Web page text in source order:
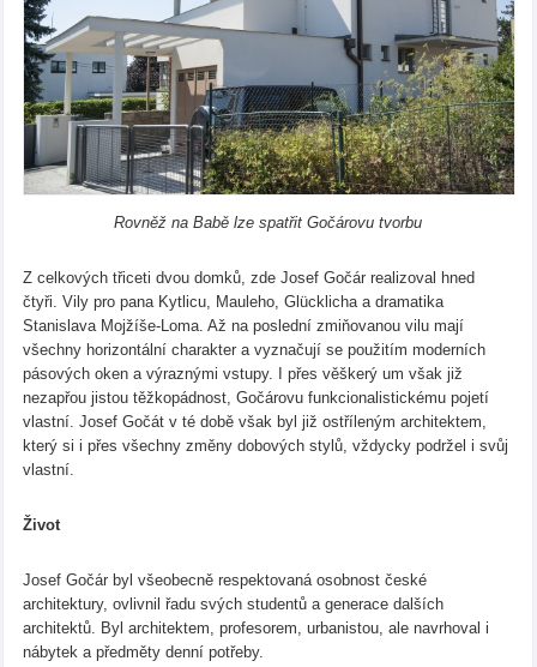
Rovněž na Babě lze spatřit Gočárovu tvorbu
Z celkových třiceti dvou domků, zde Josef Gočár realizoval hned
čtyři. Vily pro pana Kytlicu, Mauleho, Glücklicha a dramatika
Stanislava Mojžíše-Loma. Až na poslední zmiňovanou vilu mají
všechny horizontální charakter a vyznačují se použitím moderních
pásových oken a výraznými vstupy. I přes věškerý um však již
nezapřou jistou těžkopádnost, Gočárovu funkcionalistickému pojetí
vlastní. Josef Gočát v té době však byl již ostříleným architektem,
který si i přes všechny změny dobových stylů, vždycky podržel i svůj
vlastní.
Život
Josef Gočár byl všeobecně respektovaná osobnost české
architektury, ovlivnil řadu svých studentů a generace dalších
architektů. Byl architektem, profesorem, urbanistou, ale navrhoval i
nábytek a předměty denní potřeby.